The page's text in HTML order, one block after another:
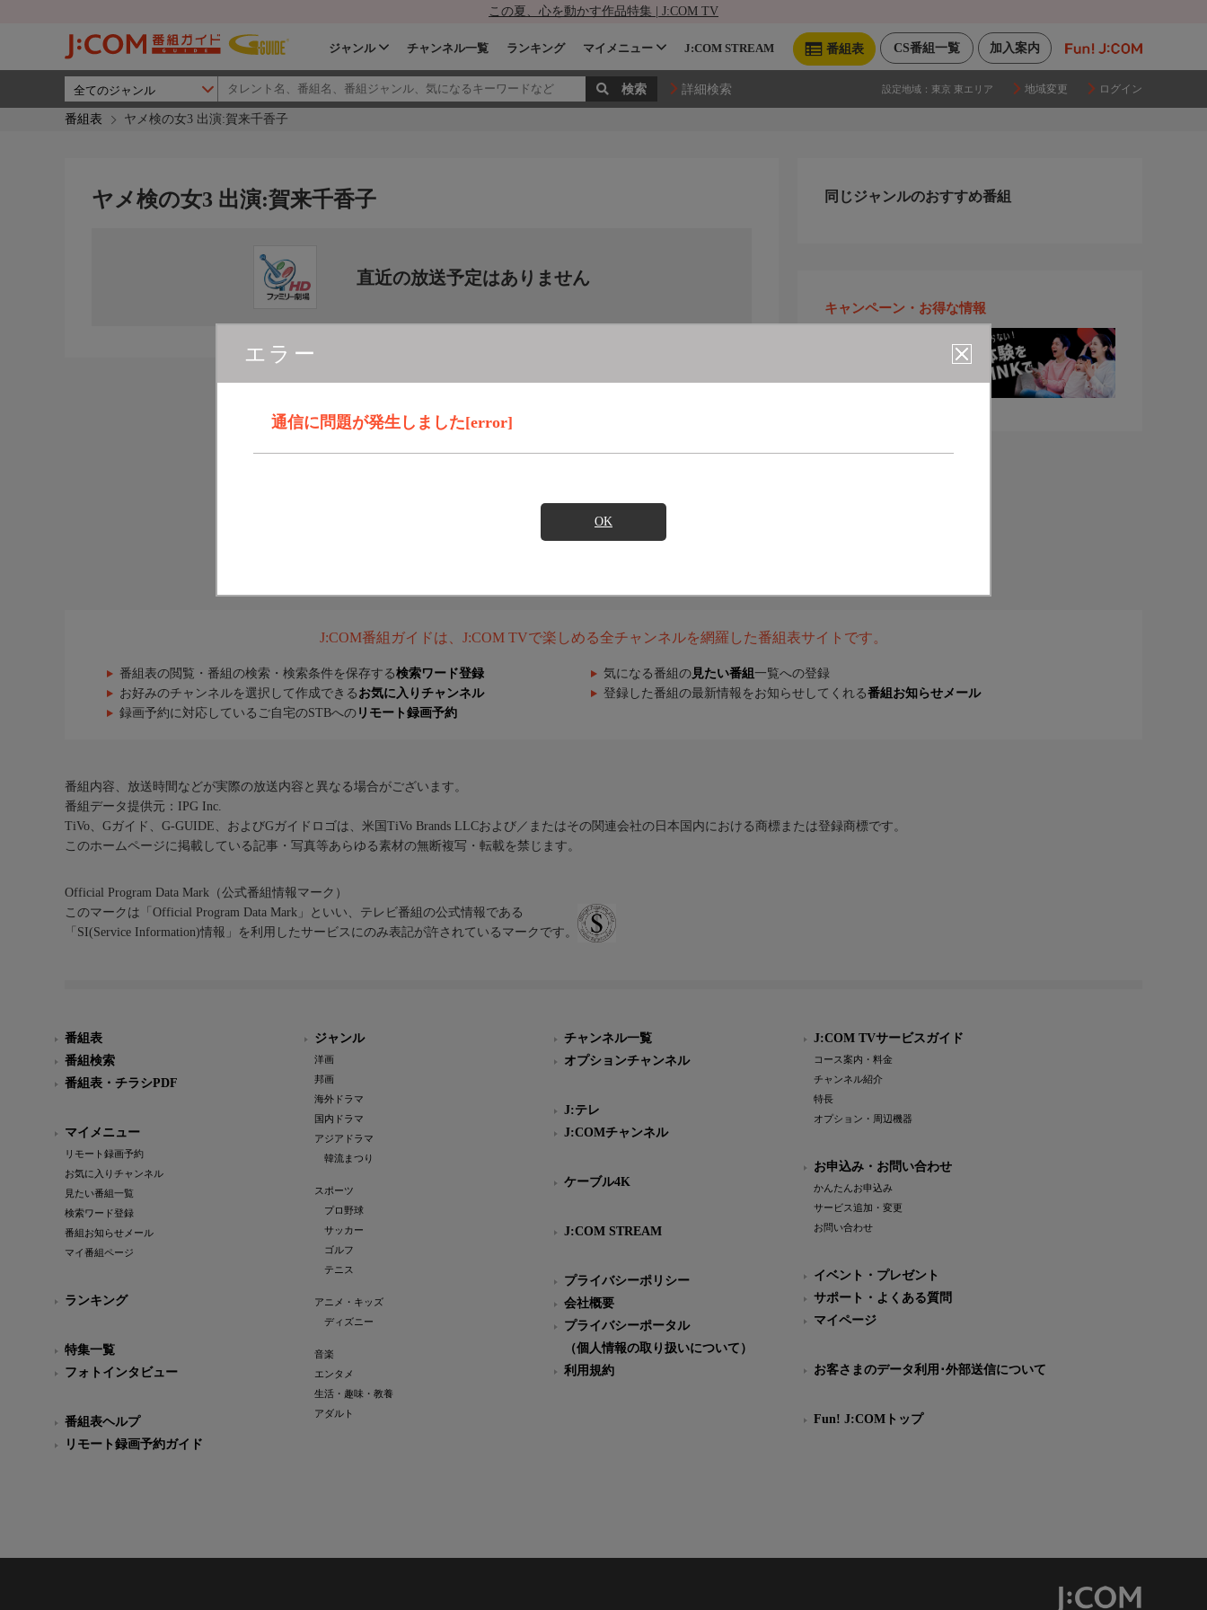
この夏、心を動かす作品特集 | J:COM TV
加入案内
CS番組一覧
番組表
ジャンル チャンネル一覧 ランキング マイメニュー J:COM STREAM
詳細検索 設定地域： 東京 東エリア 地域変更 ログイン
番組表 ヤメ検の女3 出演:賀来千香子
エラー
通信に問題が発生しました[error]
OK
ヤメ検の女3 出演:賀来千香子
直近の放送予定はありません
同じジャンルのおすすめ番組
キャンペーン・お得な情報
J:COM番組ガイドは、J:COM TVで楽しめる全チャンネルを網羅した番組表サイトです。
番組表の閲覧・番組の検索・検索条件を保存する検索ワード登録 気になる番組の 見たい番組 一覧への登録
お好みのチャンネルを選択して作成できる お気に入りチャンネル 登録した番組の最新情報をお知らせしてくれる番組お知らせメール
録画予約に対応しているご自宅のSTBへの リモート録画予約
番組内容、放送時間などが実際の放送内容と異なる場合がございます。
番組データ提供元：IPG Inc.
TiVo、Gガイド、G-GUIDE、およびGガイドロゴは、米国TiVo Brands LLCおよび／またはその関連会社の日本国内における商標または登録商標です。
このホームページに掲載している記事・写真等あらゆる素材の無断複写・転載を禁じます。
Official Program Data Mark（公式番組情報マーク）
このマークは「Official Program Data Mark」といい、テレビ番組の公式情報である
「SI(Service Information)情報」を利用したサービスにのみ表記が許されているマークです。
番組表
番組検索
番組表・チラシPDF
マイメニュー
リモート録画予約
お気に入りチャンネル
見たい番組一覧
検索ワード登録
番組お知らせメール
マイ番組ページ
ランキング
特集一覧
フォトインタビュー
番組表ヘルプ
リモート録画予約ガイド
ジャンル
洋画
邦画
海外ドラマ
国内ドラマ
アジアドラマ
韓流まつり
スポーツ
プロ野球
サッカー
ゴルフ
テニス
アニメ・キッズ
ディズニー
音楽
エンタメ
生活・趣味・教養
アダルト
チャンネル一覧
オプションチャンネル
J:テレ
J:COMチャンネル
ケーブル4K
J:COM STREAM
プライバシーポリシー
会社概要
プライバシーポータル
（個人情報の取り扱いについて）
利用規約
J:COM TVサービスガイド
コース案内・料金
チャンネル紹介
特長
オプション・周辺機器
お申込み・お問い合わせ
かんたんお申込み
サービス追加・変更
お問い合わせ
イベント・プレゼント
サポート・よくある質問
マイページ
お客さまのデータ利用･外部送信について
Fun! J:COMトップ